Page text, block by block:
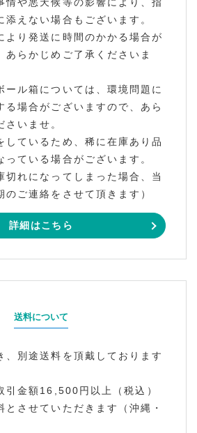
添えない場合もございます。
り発送に時間のかかる場合が
あらかじめご了承くださいま
ル箱については、環境問題に
る場合がございますので、あら
いませ。
ているため、稀に在庫あり品
っている場合がございます。
切れになってしまった場合、当
のご連絡をさせて頂きます）
詳細はこちら
送料について
、別途送料を頂戴しております
引金額16,500円以上（税込）
とさせていただきます（沖縄・